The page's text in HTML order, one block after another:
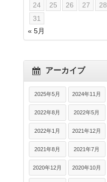
24
25 26 27 28
31
« 5月
アーカイブ
2025年5月 2024年11月
2022年8月 2022年5月
2022年1月 2021年12月
2021年8月 2021年7月
2020年12月 2020年10月